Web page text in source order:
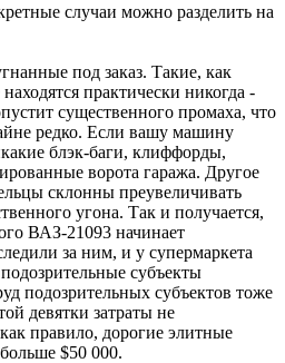
случаи можно разделить на
под заказ. Такие, как
практически никогда -
существенного промаха, что
редко. Если вашу машину
блэк-баги, клиффорды,
ворота гаража. Другое
склонны преувеличивать
угона. Так и получается,
ВАЗ-21093 начинает
за ним, и у супермаркета
субъекты
подозрительных субъектов тоже
девятки затраты не
правило, дорогие элитные
$50 000.